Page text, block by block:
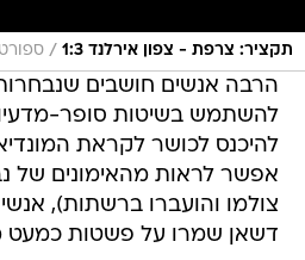
תקציר: צרפת - צפון אירלנד 1:3 / ספורט1
הרבה אנשים חושבים שנבחרות
להשתמש בשיטות סופר-
להיכנס לכושר לקראת
אפשר לראות מהאימונים של
צולמו והועברו ברשתות),
דשאן שמרו על פשטות כמעט